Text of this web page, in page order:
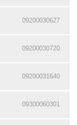
09200030627
09200030720
09200031640
09300060301